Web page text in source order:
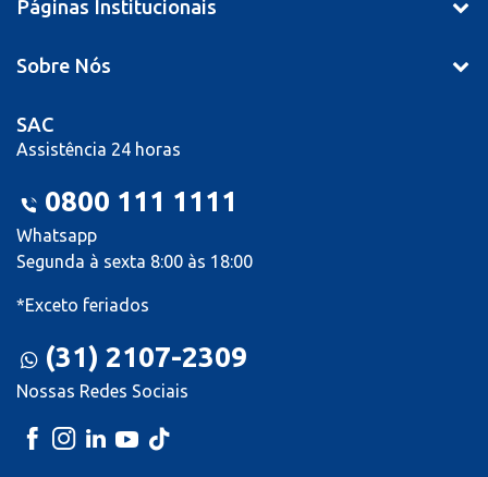
Páginas Institucionais
Sobre Nós
SAC
Assistência 24 horas
0800 111 1111
Whatsapp
Segunda à sexta 8:00 às 18:00
*Exceto feriados
(31) 2107-2309
Nossas Redes Sociais